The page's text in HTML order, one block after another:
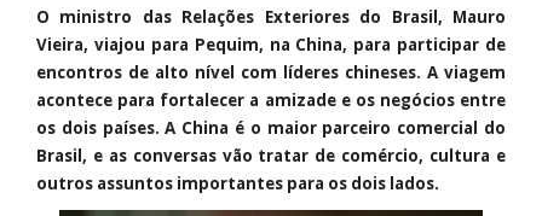
O ministro das Relações Exteriores do Brasil, Mauro
Vieira, viajou para Pequim, na China, para participar de
encontros de alto nível com líderes chineses. A viagem
acontece para fortalecer a amizade e os negócios entre
os dois países. A China é o maior parceiro comercial do
Brasil, e as conversas vão tratar de comércio, cultura e
outros assuntos importantes para os dois lados.